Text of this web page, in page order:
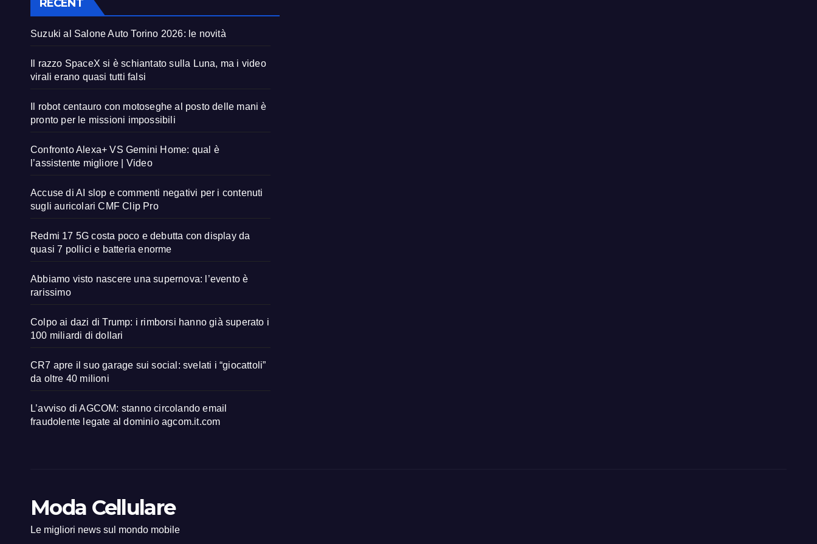
RECENT
Suzuki al Salone Auto Torino 2026: le novità
Il razzo SpaceX si è schiantato sulla Luna, ma i video
virali erano quasi tutti falsi
Il robot centauro con motoseghe al posto delle mani è
pronto per le missioni impossibili
Confronto Alexa+ VS Gemini Home: qual è
l’assistente migliore | Video
Accuse di AI slop e commenti negativi per i contenuti
sugli auricolari CMF Clip Pro
Redmi 17 5G costa poco e debutta con display da
quasi 7 pollici e batteria enorme
Abbiamo visto nascere una supernova: l’evento è
rarissimo
Colpo ai dazi di Trump: i rimborsi hanno già superato i
100 miliardi di dollari
CR7 apre il suo garage sui social: svelati i “giocattoli”
da oltre 40 milioni
L’avviso di AGCOM: stanno circolando email
fraudolente legate al dominio agcom.it.com
Moda Cellulare
Le migliori news sul mondo mobile